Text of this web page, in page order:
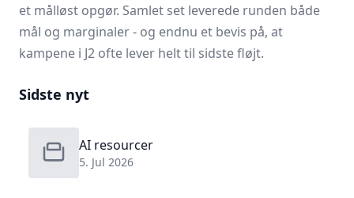
et målløst opgør. Samlet set leverede runden både
mål og marginaler - og endnu et bevis på, at
kampene i J2 ofte lever helt til sidste fløjt.
Sidste nyt
AI resourcer
5. Jul 2026